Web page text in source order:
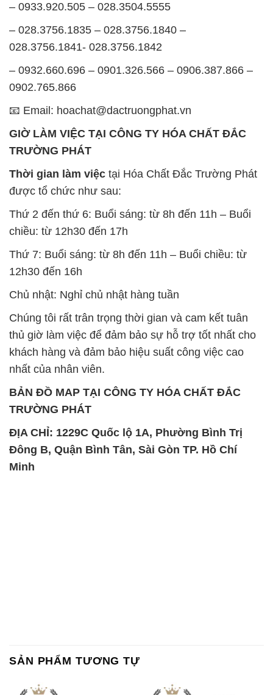
– 0933.920.505 – 028.3504.5555
– 028.3756.1835 – 028.3756.1840 –
028.3756.1841- 028.3756.1842
– 0932.660.696 – 0901.326.566 – 0906.387.866 –
0902.765.866
📧 Email: hoachat@dactruongphat.vn
GIỜ LÀM VIỆC TẠI CÔNG TY HÓA CHẤT ĐẮC
TRƯỜNG PHÁT
Thời gian làm việc tại Hóa Chất Đắc Trường Phát
được tổ chức như sau:
Thứ 2 đến thứ 6: Buổi sáng: từ 8h đến 11h – Buổi
chiều: từ 12h30 đến 17h
Thứ 7: Buổi sáng: từ 8h đến 11h – Buổi chiều: từ
12h30 đến 16h
Chủ nhật: Nghỉ chủ nhật hàng tuần
Chúng tôi rất trân trọng thời gian và cam kết tuân
thủ giờ làm việc để đảm bảo sự hỗ trợ tốt nhất cho
khách hàng và đảm bảo hiệu suất công việc cao
nhất của nhân viên.
BẢN ĐỒ MAP TẠI CÔNG TY HÓA CHẤT ĐẮC
TRƯỜNG PHÁT
ĐỊA CHỈ: 1229C Quốc lộ 1A, Phường Bình Trị
Đông B, Quận Bình Tân, Sài Gòn TP. Hồ Chí
Minh
SẢN PHẨM TƯƠNG TỰ